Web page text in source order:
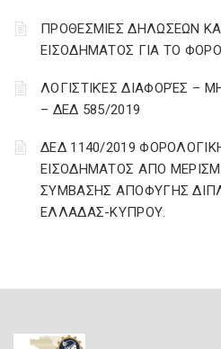
ΠΡΟΘΕΣΜΙΕΣ ΔΗΛΩΣΕΩΝ
ΕΙΣΟΔΗΜΑΤΟΣ ΓΙΑ ΤΟ
ΛΟΓΙΣΤΙΚΈΣ ΔΙΑΦΟΡΈΣ –
– ΔΕΔ 585/2019
ΔΕΔ 1140/2019
ΕΙΣΟΔΗΜΑΤΟΣ ΑΠΟ
ΣΥΜΒΑΣΗΣ ΑΠΟΦΥΓΗΣ
ΕΛΛΑΔΑΣ-ΚΥΠΡΟΥ.